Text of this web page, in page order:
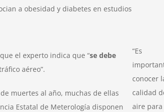
a obesidad y diabetes en estudios
“Es
conocer
calidad
aire para
el experto indica que “se debe
aéreo”.
muertes al año, muchas de ellas
Estatal de Meterología disponen